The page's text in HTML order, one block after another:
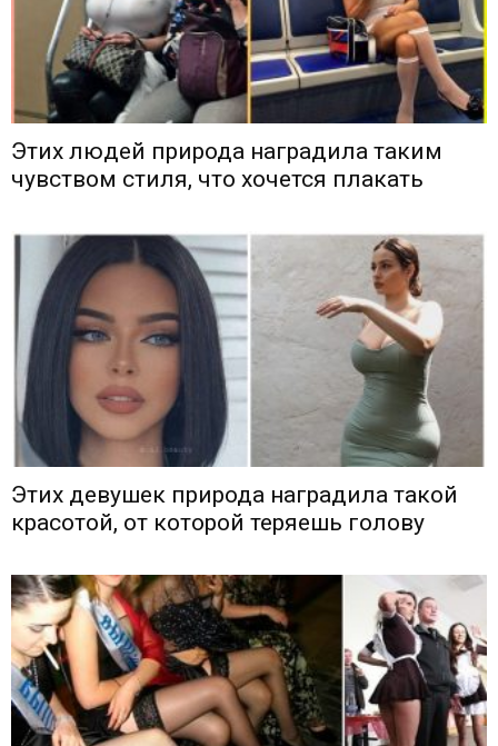
Этих людей природа наградила таким
чувством стиля, что хочется плакать
Этих девушек природа наградила такой
красотой, от которой теряешь голову